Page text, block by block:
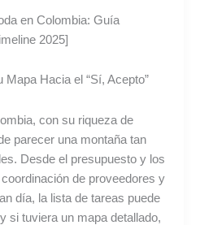
en Colombia: Guía
2025]
Mapa Hacia el “Sí, Acepto”
con su riqueza de
parecer una montaña tan
Desde el presupuesto y los
de proveedores y
día, la lista de tareas puede
si tuviera un mapa detallado,